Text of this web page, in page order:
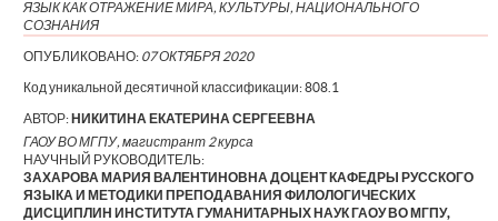
ЯЗЫК КАК ОТРАЖЕНИЕ МИРА, КУЛЬТУРЫ, НАЦИОНАЛЬНОГО
СОЗНАНИЯ
ОПУБЛИКОВАНО: 07 ОКТЯБРЯ 2020
Код уникальной десятичной классификации:808.1
АВТОР:НИКИТИНА ЕКАТЕРИНА СЕРГЕЕВНА
ГАОУ ВО МГПУ, магистрант 2 курса
НАУЧНЫЙ РУКОВОДИТЕЛЬ:
ЗАХАРОВА МАРИЯ ВАЛЕНТИНОВНА ДОЦЕНТ КАФЕДРЫ РУССКОГО
ЯЗЫКА И МЕТОДИКИ ПРЕПОДАВАНИЯ ФИЛОЛОГИЧЕСКИХ
ДИСЦИПЛИН ИНСТИТУТА ГУМАНИТАРНЫХ НАУК ГАОУ ВО МГПУ,